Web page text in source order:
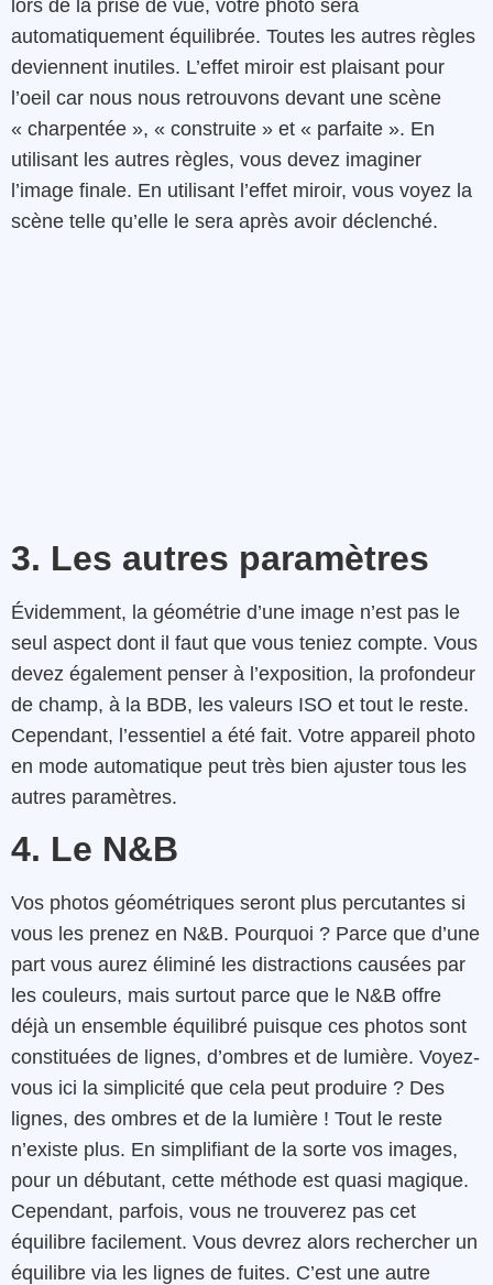
lors de la prise de vue, votre photo sera
automatiquement équilibrée. Toutes les autres règles
deviennent inutiles. L’effet miroir est plaisant pour
l’oeil car nous nous retrouvons devant une scène
« charpentée », « construite » et « parfaite ». En
utilisant les autres règles, vous devez imaginer
l’image finale. En utilisant l’effet miroir, vous voyez la
scène telle qu’elle le sera après avoir déclenché.
3. Les autres paramètres
Évidemment, la géométrie d’une image n’est pas le
seul aspect dont il faut que vous teniez compte. Vous
devez également penser à l’exposition, la profondeur
de champ, à la BDB, les valeurs ISO et tout le reste.
Cependant, l’essentiel a été fait. Votre appareil photo
en mode automatique peut très bien ajuster tous les
autres paramètres.
4. Le N&B
Vos photos géométriques seront plus percutantes si
vous les prenez en N&B. Pourquoi ? Parce que d’une
part vous aurez éliminé les distractions causées par
les couleurs, mais surtout parce que le N&B offre
déjà un ensemble équilibré puisque ces photos sont
constituées de lignes, d’ombres et de lumière. Voyez-
vous ici la simplicité que cela peut produire ? Des
lignes, des ombres et de la lumière ! Tout le reste
n’existe plus. En simplifiant de la sorte vos images,
pour un débutant, cette méthode est quasi magique.
Cependant, parfois, vous ne trouverez pas cet
équilibre facilement. Vous devrez alors rechercher un
équilibre via les lignes de fuites. C’est une autre